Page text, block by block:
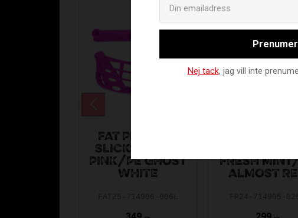
FAT PIPE SILK
SLICKS PPS LE
PINK/PE GHOST
WHITE
FRESH
ALMOST
Nej tack, jag vill inte